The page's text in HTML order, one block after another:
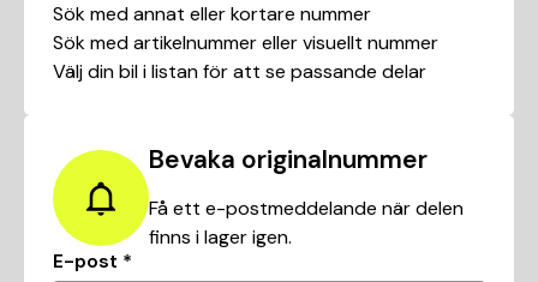
Sök med annat eller kortare nummer
Sök med artikelnummer eller visuellt nummer
Välj din bil i listan för att se passande delar
Bevaka originalnummer
Få ett e-postmeddelande när delen
finns i lager igen.
E-post *